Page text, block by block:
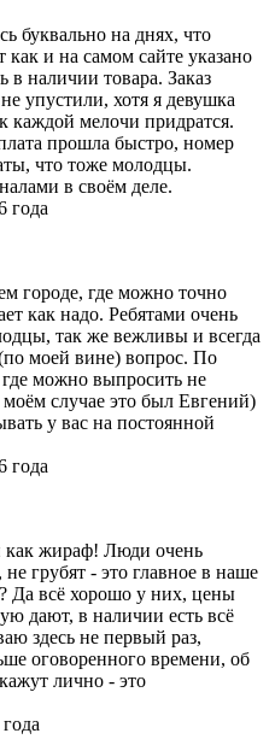
буквально на днях, что
как и на самом сайте указано
в наличии товара. Заказ
упустили, хотя я девушка
каждой мелочи придратся.
прошла быстро, номер
что тоже молодцы.
в своём деле.
года
городе, где можно точно
как надо. Ребятами очень
так же вежливы и всегда
моей вине) вопрос. По
можно выпросить не
случае это был Евгений)
у вас на постоянной
года
как жираф! Люди очень
грубят - это главное в наше
Да всё хорошо у них, цены
дают, в наличии есть всё
здесь не первый раз,
оговоренного времени, об
лично - это